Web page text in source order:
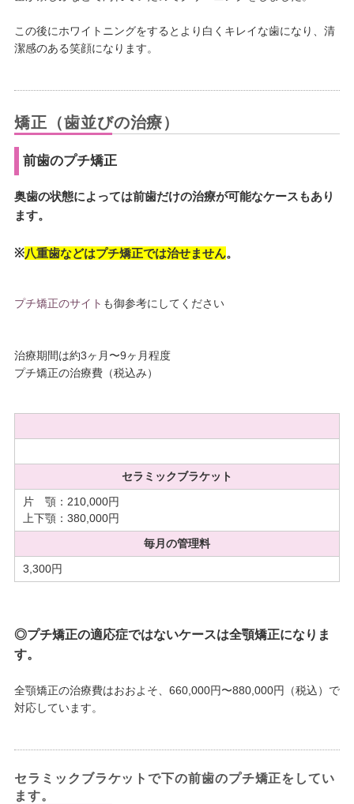
この後にホワイトニングをするとより白くキレイな歯になり、清
潔感のある笑顔になります。
矯正（歯並びの治療）
前歯のプチ矯正
奥歯の状態によっては前歯だけの治療が可能なケースもあり
ます。
※八重歯などはプチ矯正では治せません。
プチ矯正のサイト も御参考にしてください
治療期間は約3ヶ月〜9ヶ月程度
プチ矯正の治療費（税込み）
セラミックブラケット
片 顎：210,000円
上下顎：380,000円
毎月の管理料
3,300円
◎プチ矯正の適応症ではないケースは全顎矯正になりま
す。
全顎矯正の治療費はおおよそ、660,000円〜880,000円（税込）で
対応しています。
セラミックブラケットで下の前歯のプチ矯正をしてい
ます。